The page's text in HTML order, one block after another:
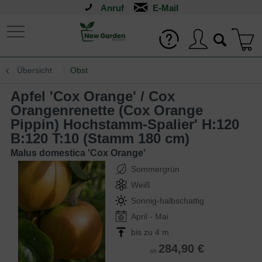
Anruf
Übersicht Obst
Apfel 'Cox Orange' / Cox
Orangenrenette (Cox Orange
Pippin) Hochstamm-Spalier' H:120
B:120 T:10 (Stamm 180 cm)
Malus domestica 'Cox Orange'
Sommergrün
Weiß
Sonnig-halbschattig
April - Mai
bis zu 4 m
ab 284,90 €